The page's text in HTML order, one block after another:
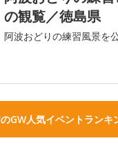
の観覧／徳島県
阿波おどりの練習風景を
GW人気イベントランキ